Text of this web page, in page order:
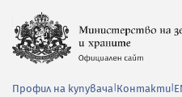
Профил на купувача Контакти